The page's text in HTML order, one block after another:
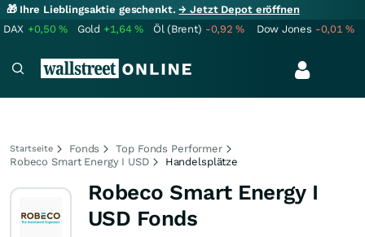
🎁 Ihre Lieblingsaktie geschenkt.→ Jetzt Depot eröffnen
DAX +0,50% Gold +1,64% Öl (Brent) -0,92% Dow Jones -0,01%
Startseite Fonds
Top Fonds Performer
Robeco Smart Energy I USD
Handelsplätze
Robeco Smart Energy I
USD Fonds